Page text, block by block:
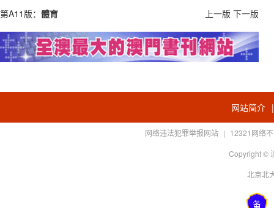
第A11版： 體育 上一版 下一版
网站简介
网络违法犯罪举报网站 | 12321网络
Copyright ©
北京北